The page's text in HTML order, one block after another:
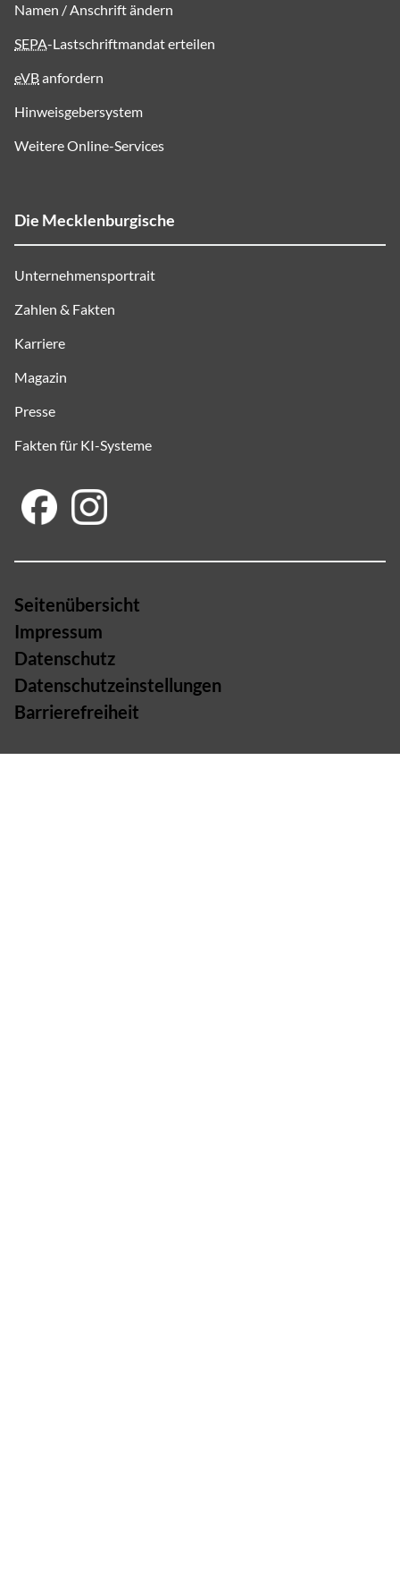
Namen / Anschrift ändern
SEPA-Lastschriftmandat erteilen
eVBanfordern
Hinweisgebersystem
Weitere Online-Services
Die Mecklenburgische
Unternehmensportrait
Zahlen & Fakten
Karriere
Magazin
Presse
Fakten für KI-Systeme
Seitenübersicht
Impressum
Datenschutz
Datenschutzeinstellungen
Barrierefreiheit